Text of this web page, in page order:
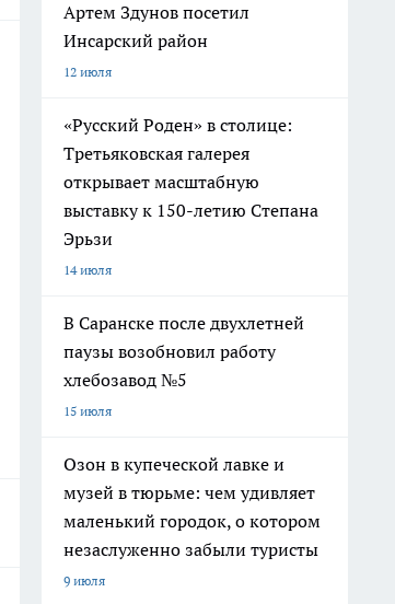
Артем Здунов посетил
Инсарский район
12 июля
«Русский Роден» в столице:
Третьяковская галерея
открывает масштабную
выставку к 150-летию Степана
Эрьзи
14 июля
В Саранске после двухлетней
паузы возобновил работу
хлебозавод №5
15 июля
Озон в купеческой лавке и
музей в тюрьме: чем удивляет
маленький городок, о котором
незаслуженно забыли туристы
9 июля